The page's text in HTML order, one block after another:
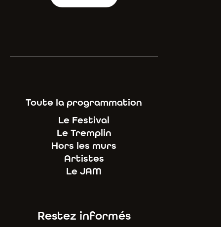
Toute la programmation
Le Festival
Le Tremplin
Hors les murs
Artistes
Le JAM
Restez informés